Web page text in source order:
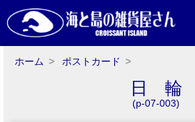
ホーム ポストカード
日 輪
(p-07-003)